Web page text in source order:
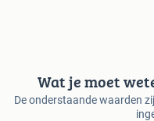
Wat je moet
De onderstaande waarden